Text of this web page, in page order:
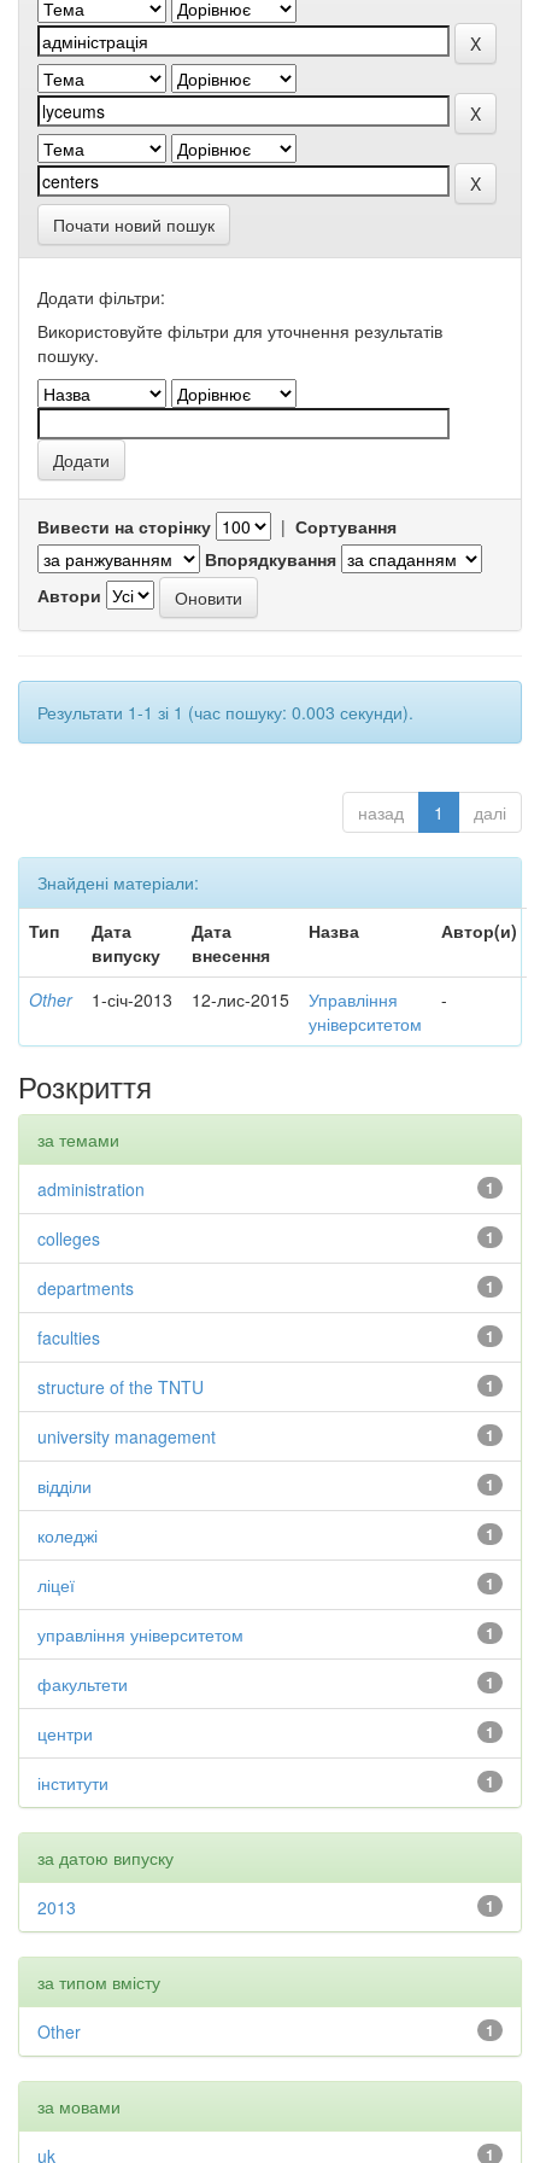
Почати новий пошук
Додати фільтри:
Використовуйте фільтри для уточнення результатів
пошуку.
Вивести на сторінку | Сортування
Впорядкування
Автори
Результати 1-1 зі 1 (час пошуку: 0.003 секунди).
назад 1 далі
Знайдені матеріали:
Тип
Дата
випуску
Дата
внесення
Назва Автор(и)
Other 1-січ-2013 12-лис-2015
Управління
університетом
-
Розкриття
за темами
1
administration
1
colleges
1
departments
1
faculties
1
structure of the TNTU
1
university management
1
відділи
1
коледжі
1
ліцеї
1
управління університетом
1
факультети
1
центри
1
інститути
за датою випуску
1
2013
за типом вмісту
1
Other
за мовами
1
uk